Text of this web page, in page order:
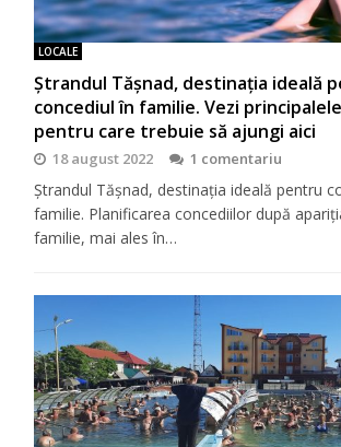
LOCALE
Ștrandul Tășnad, destinația ideală
concediul în familie. Vezi
pentru care trebuie să ajungi aici
18 august 2022 1 comentariu
Ștrandul Tășnad, destinația ideală pentru
familie. Planificarea concediilor după
familie, mai ales în…